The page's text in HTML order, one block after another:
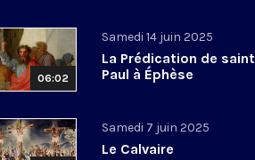
06:02
Samedi 14 juin 2025
La Prédication de saint
Paul à Éphèse
Samedi 7 juin 2025
Le Calvaire